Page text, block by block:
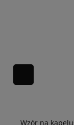
Wzór na